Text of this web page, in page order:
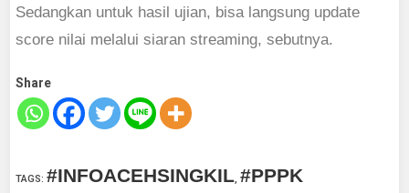
Sedangkan untuk hasil ujian, bisa langsung update
score nilai melalui siaran streaming, sebutnya.
Share
TAGS:#INFOACEHSINGKIL, #PPPK